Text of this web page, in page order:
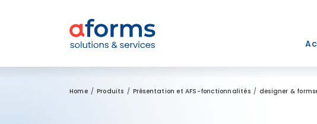
Home Produits Présentation et AFS-fonctionnalités designer &